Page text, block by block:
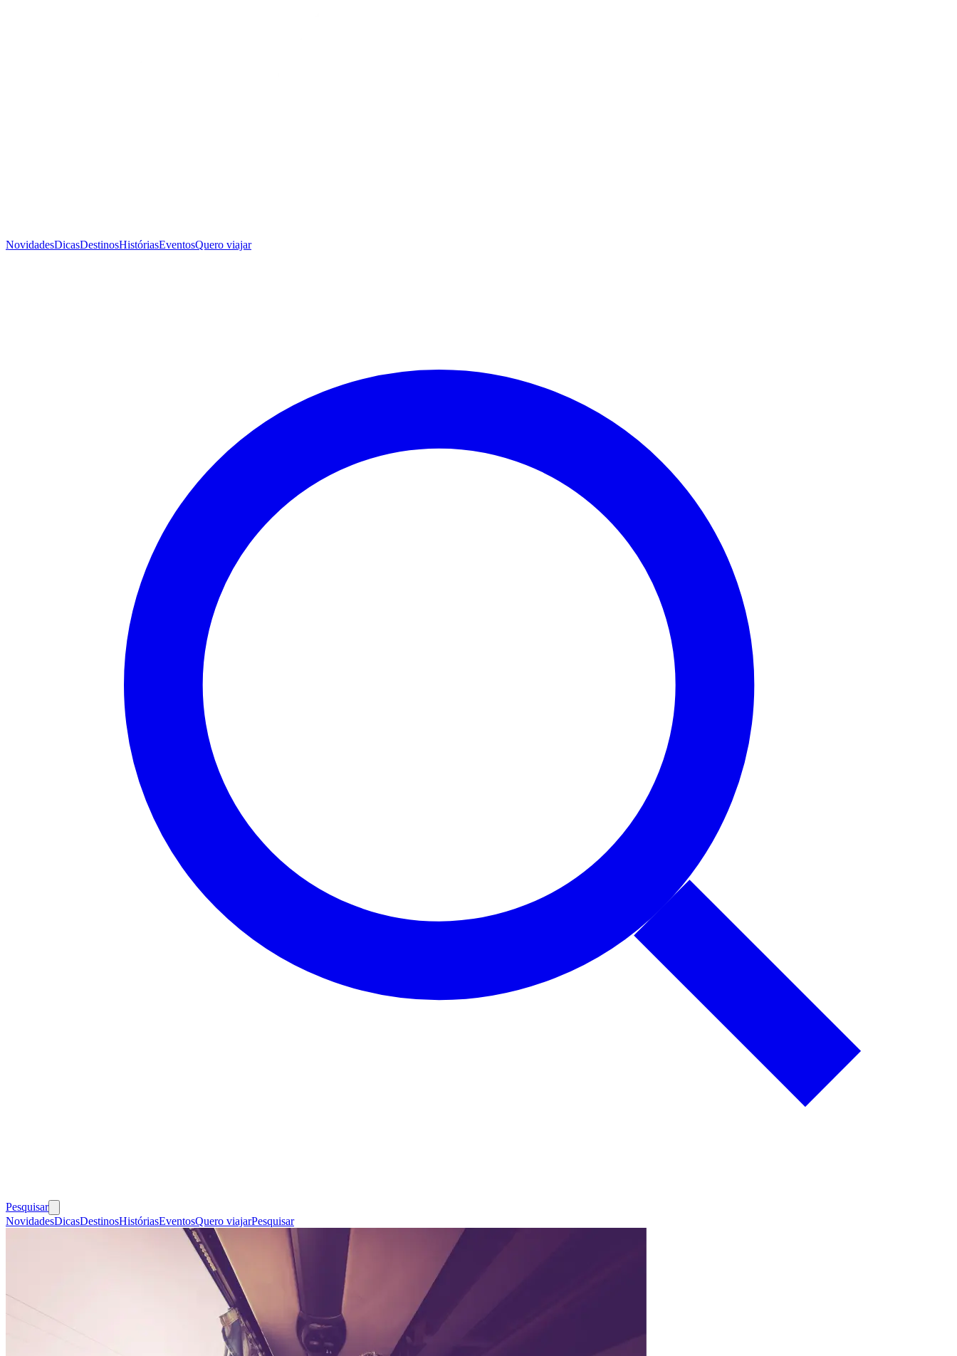
NovidadesDicasDestinosHistóriasEventosQuero viajar
Pesquisar
NovidadesDicasDestinosHistóriasEventosQuero viajarPesquisar